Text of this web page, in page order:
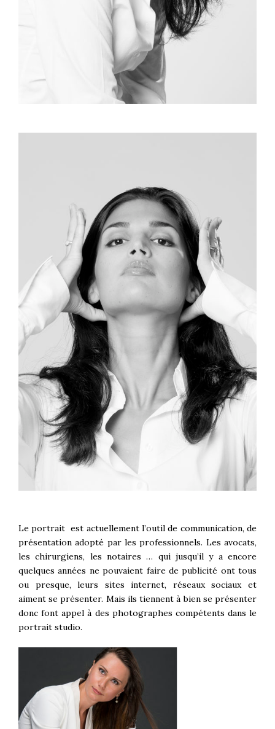
Le portrait est actuellement l’outil de communication, de
présentation adopté par les professionnels. Les avocats,
les chirurgiens, les notaires … qui jusqu’il y a encore
quelques années ne pouvaient faire de publicité ont tous
ou presque, leurs sites internet, réseaux sociaux et
aiment se présenter. Mais ils tiennent à bien se présenter
donc font appel à des photographes compétents dans le
portrait studio.